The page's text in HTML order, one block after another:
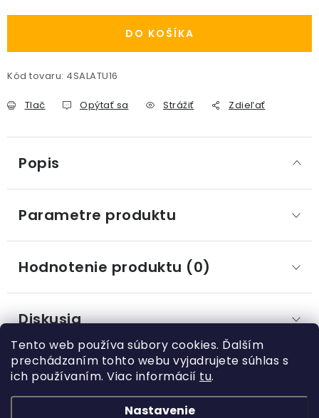
Tento web používa súbory cookies. Ďalším
prechádzaním tohto webu vyjadrujete súhlas s
ich používaním. Viac informácií tu.
Nastavenie
Kontakt / Právne údaje
DO KOŠÍKA
Kód tovaru: 4SALATU16
Tlač Opýtať sa Strážiť Zdieľať
Popis
Parametre produktu
Hodnotenie produktu (0)
Diskusia
á